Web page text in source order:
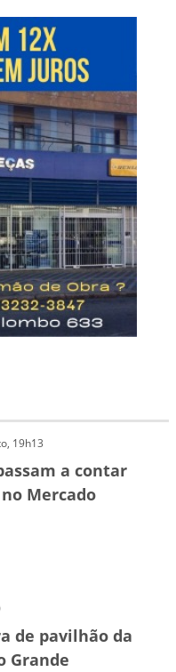
19h13
a contar
Mercado
de pavilhão da
Grande